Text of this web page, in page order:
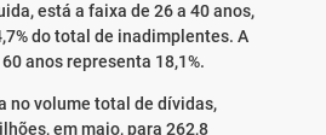
está a faixa de 26 a 40 anos,
do total de inadimplentes. A
anos representa 18,1%.
no volume total de dívidas,
em maio, para 262,8